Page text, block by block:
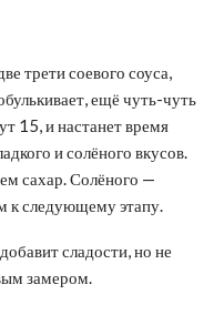
трети соевого соуса,
ещё чуть-чуть
15, и настанет время
и солёного вкусов.
сахар. Солёного —
к следующему этапу.
сладости, но не
замером.